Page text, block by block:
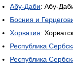
Абу-Даби: Абу-
Босния и
Хорватия:
Республика
Республика